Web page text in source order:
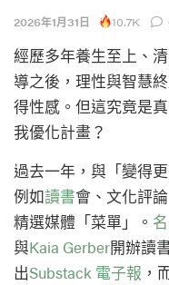
2026年1月31日 10.7K
經歷多年養生至上、
導之後，理性與智慧
得性感。但這究竟是
我優化計畫？
過去一年，與「變得
例如讀書會、文化評
精選媒體「菜單」。
與Kaia Gerber開辦讀
出Substack 電子報 ，